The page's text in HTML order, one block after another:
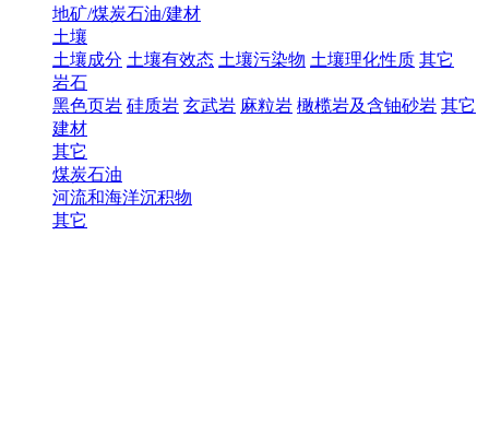
地矿/煤炭石油/建材
土壤
土壤成分 土壤有效态 土壤污染物 土壤理化性质 其它
岩石
黑色页岩 硅质岩 玄武岩 麻粒岩 橄榄岩及含铀砂岩 其它
建材
其它
煤炭石油
河流和海洋沉积物
其它